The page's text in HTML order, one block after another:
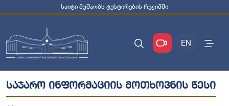
საიტი მუშაობს ტესტირების რეჟიმში
EN
საჯარო ინფორმაციის მოთხოვნის წესი